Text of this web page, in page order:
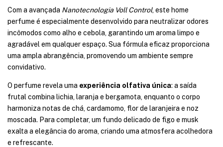
Com a avançada Nanotecnologia Voll Control, este home
perfume é especialmente desenvolvido para neutralizar odores
incômodos como alho e cebola, garantindo um aroma limpo e
agradável em qualquer espaço. Sua fórmula eficaz proporciona
uma ampla abrangência, promovendo um ambiente sempre
convidativo.
O perfume revela uma experiência olfativa única: a saída
frutal combina lichia, laranja e bergamota, enquanto o corpo
harmoniza notas de chá, cardamomo, flor de laranjeira e noz
moscada. Para completar, um fundo delicado de figo e musk
exalta a elegância do aroma, criando uma atmosfera acolhedora
e refrescante.